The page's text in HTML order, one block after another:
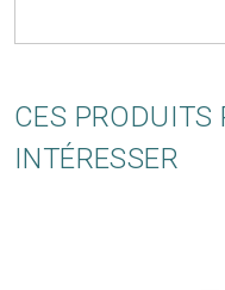
CES PRODUITS
INTÉRESSER